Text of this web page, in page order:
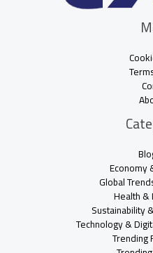
Economy
Global
Health
Sustainability
Technology &
Trending